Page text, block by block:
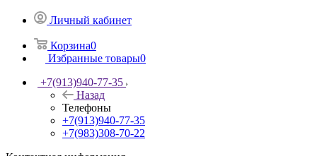
Личный кабинет
Корзина0
Избранные товары0
+7(913)940-77-35
Назад
Телефоны
+7(913)940-77-35
+7(983)308-70-22